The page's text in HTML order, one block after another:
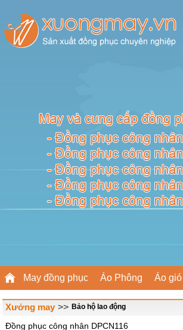
May đồng phục Áo Phông Áo gió
Xưởng may >> Bảo hộ lao động
Đồng phục công nhân DPCN116